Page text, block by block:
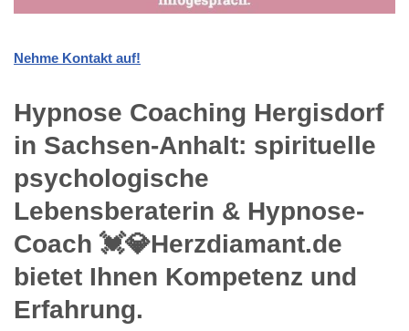
Nehme Kontakt auf!
Hypnose Coaching Hergisdorf
in Sachsen-Anhalt: spirituelle
psychologische
Lebensberaterin & Hypnose-
Coach 💓️💎Herzdiamant.de
bietet Ihnen Kompetenz und
Erfahrung.